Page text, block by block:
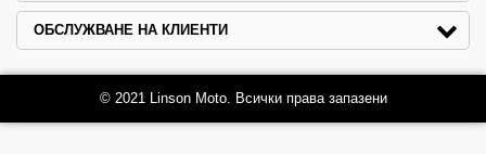
ОБСЛУЖВАНЕ НА КЛИЕНТИ
© 2021 Linson Moto. Всички права запазени